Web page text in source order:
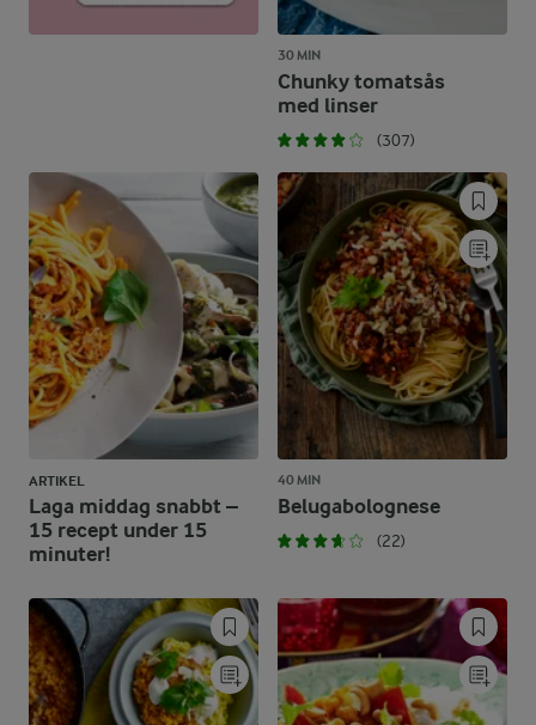
30 MIN
Chunky tomatsås
med linser
(307)
ARTIKEL
Laga middag snabbt –
15 recept under 15
minuter!
40 MIN
Belugabolognese
(22)